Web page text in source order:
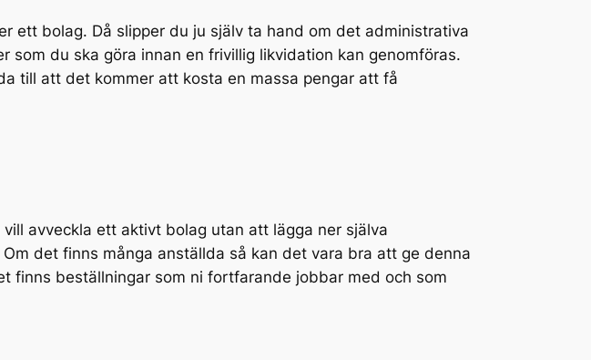
ett bolag. Då slipper du ju själv ta hand om det administrativa
du ska göra innan en frivillig likvidation kan genomföras.
till att det kommer att kosta en massa pengar att få
avveckla ett aktivt bolag utan att lägga ner själva
det finns många anställda så kan det vara bra att ge denna
finns beställningar som ni fortfarande jobbar med och som